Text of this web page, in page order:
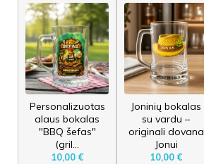
Personalizuotas
alaus bokalas
"BBQ šefas"
(gril...
10,00 €
Joninių bokalas
su vardu –
originali dovana
Jonui
10,00 €